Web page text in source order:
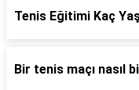
Tenis Eğitimi Kaç
Bir tenis maçı nasıl